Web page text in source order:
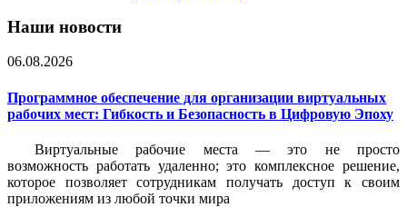
Наши новости
06.08.2026
Программное обеспечение для организации виртуальных
рабочих мест: Гибкость и Безопасность в Цифровую Эпоху
Виртуальные рабочие места — это не просто
возможность работать удаленно; это комплексное решение,
которое позволяет сотрудникам получать доступ к своим
приложениям из любой точки мира